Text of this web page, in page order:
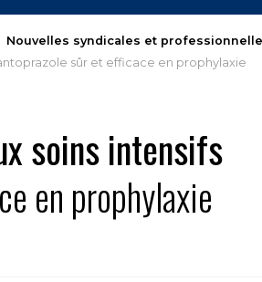
Nouvelles syndicales et
sûr et efficace en prophylaxie
soins intensifs
en prophylaxie